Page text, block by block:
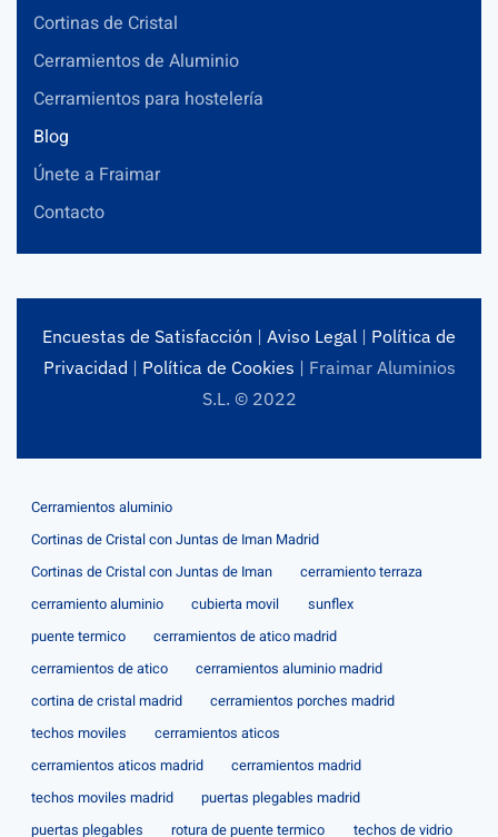
Cortinas de Cristal
Cerramientos de Aluminio
Cerramientos para hostelería
Blog
Únete a Fraimar
Contacto
Encuestas de Satisfacción | Aviso Legal | Política de
Privacidad | Política de Cookies | Fraimar Aluminios
S.L. © 2022
Cerramientos aluminio
Cortinas de Cristal con Juntas de Iman Madrid
Cortinas de Cristal con Juntas de Iman
cerramiento terraza
cerramiento aluminio
cubierta movil
sunflex
puente termico
cerramientos de atico madrid
cerramientos de atico
cerramientos aluminio madrid
cortina de cristal madrid
cerramientos porches madrid
techos moviles
cerramientos aticos
cerramientos aticos madrid
cerramientos madrid
techos moviles madrid
puertas plegables madrid
puertas plegables
rotura de puente termico techos de vidrio